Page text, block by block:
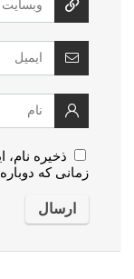
ذخیره
زمانی که